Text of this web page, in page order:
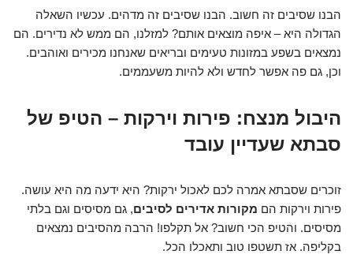
הבנו שסיבים זה חשוב. הבנו שסיבים זה מדהים. עכשיו השאלה
הגדולה היא – איפה מוצאים אותם? למזלנו, הם ממש לא נדירים. הם
נמצאים בשפע במזונות טעימים ובריאים שאנחנו מכירים ואוהבים.
וכן, גם פה אפשר לחדש ולא להיות משעממים.
היבול מנצח: פירות וירקות – הטיפ של
סבתא שעדיין עובד
זוכרים שסבתא אמרה לכם לאכול ירקות? היא ידעה מה היא עושה.
פירות וירקות הם מקורות אדירים לסיבים, גם מסיסים וגם בלתי
מסיסים. והטיפ הכי חשוב? אל תקלפו! הרבה מהסיבים נמצאים
בקליפה. אז תשטפו טוב ותאכלו הכל.